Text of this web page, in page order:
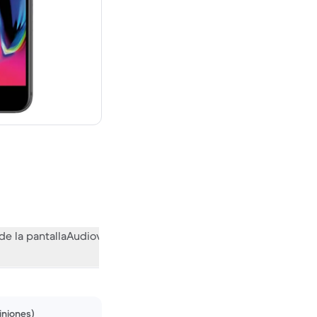
vale 299,00 €
la pantallaAudiovisual